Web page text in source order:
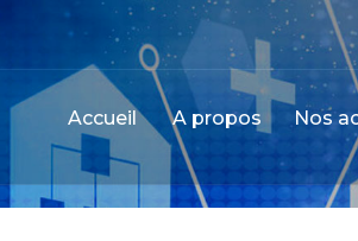
Accueil A propos Nos